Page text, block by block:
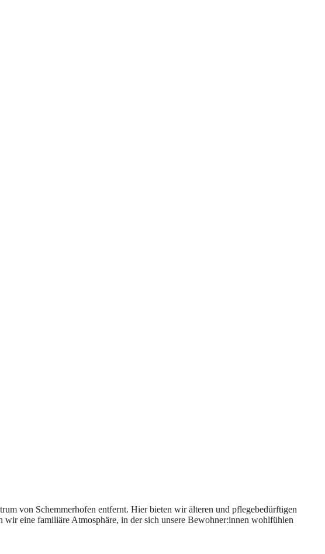
von Schemmerhofen entfernt. Hier bieten wir älteren und pflegebedürftigen
eine familiäre Atmosphäre, in der sich unsere Bewohner:innen wohlfühlen